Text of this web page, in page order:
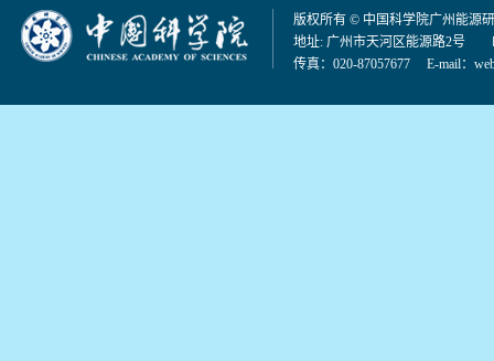
版权所有 © 中国科学院广州能源
地址: 广州市天河区能源路2号
传真：020-87057677 E-mail：